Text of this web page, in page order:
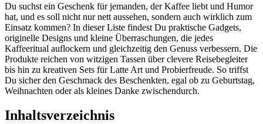
Du suchst ein Geschenk für jemanden, der Kaffee liebt und Humor
hat, und es soll nicht nur nett aussehen, sondern auch wirklich zum
Einsatz kommen? In dieser Liste findest Du praktische Gadgets,
originelle Designs und kleine Überraschungen, die jedes
Kaffeeritual auflockern und gleichzeitig den Genuss verbessern. Die
Produkte reichen von witzigen Tassen über clevere Reisebegleiter
bis hin zu kreativen Sets für Latte Art und Probierfreude. So triffst
Du sicher den Geschmack des Beschenkten, egal ob zu Geburtstag,
Weihnachten oder als kleines Danke zwischendurch.
Inhaltsverzeichnis